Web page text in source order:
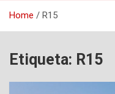
Home R15
Etiqueta: R15